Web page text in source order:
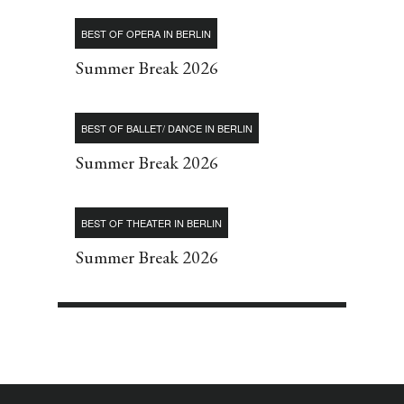
BEST OF OPERA IN BERLIN
Summer Break 2026
BEST OF BALLET/ DANCE IN BERLIN
Summer Break 2026
BEST OF THEATER IN BERLIN
Summer Break 2026